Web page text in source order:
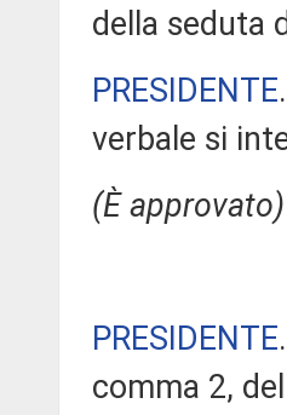
della seduta
PRESIDENTE
verbale si
(È approvato)
PRESIDENTE
comma 2,